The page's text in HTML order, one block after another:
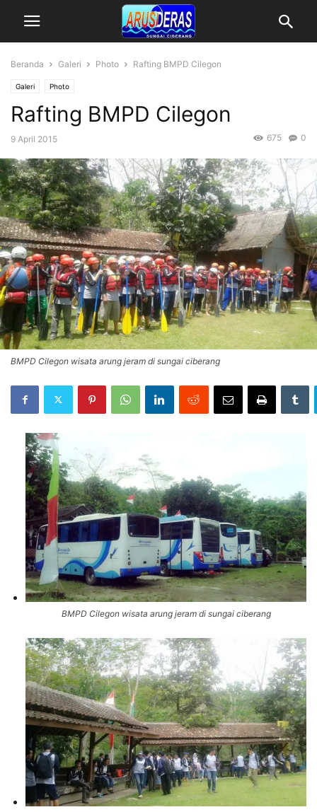
Beranda Galeri Photo Rafting BMPD Cilegon
Galeri Photo
Rafting BMPD Cilegon
9 April 2015 0
675
BMPD Cilegon wisata arung jeram di sungai ciberang
BMPD Cilegon wisata arung jeram di sungai ciberang